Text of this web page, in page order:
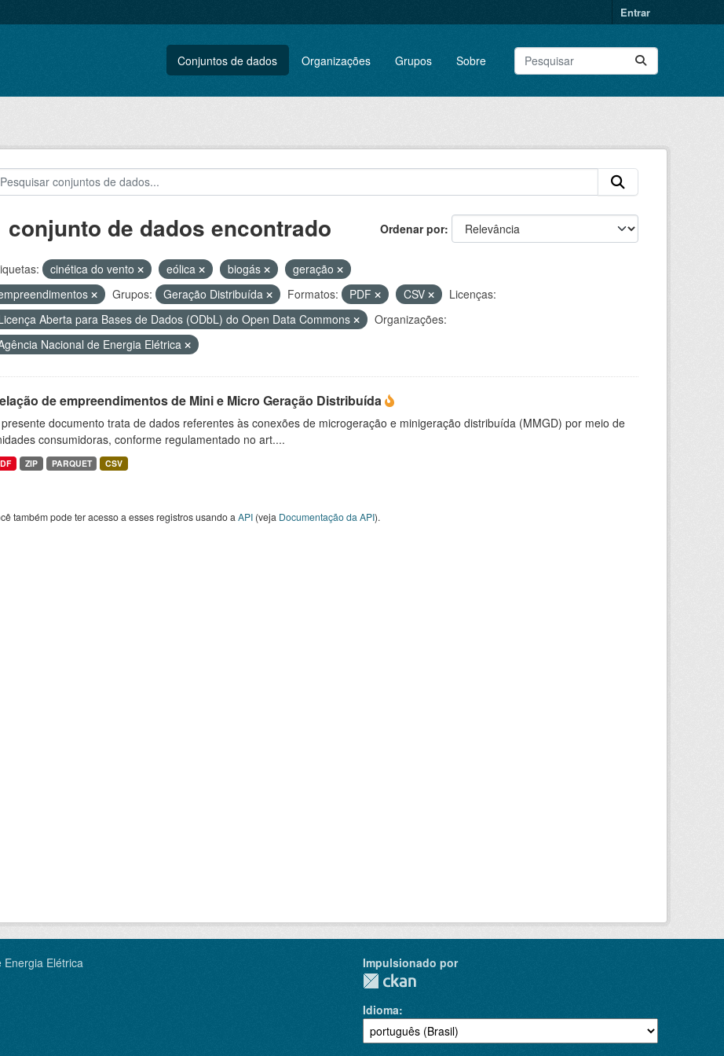
Entrar
Conjuntos de dados Organizações Grupos Sobre
Ordenar por
conjunto de dados encontrado
cinética do vento eólica biogás
geração
Grupos: Geração Distribuída Formatos: PDF CSV
Licenças:
Aberta para Bases de Dados (ODbL) do Open Data Commons
Organizações:
Nacional de Energia Elétrica
de empreendimentos de Mini e Micro Geração Distribuída
documento trata de dados referentes às conexões de microgeração e minigeração distribuída (MMGD) por meio de
consumidoras, conforme regulamentado no art....
ZIP PARQUET CSV
também pode ter acesso a esses registros usando a API(veja Documentação da API).
Energia Elétrica
Impulsionado por
Idioma